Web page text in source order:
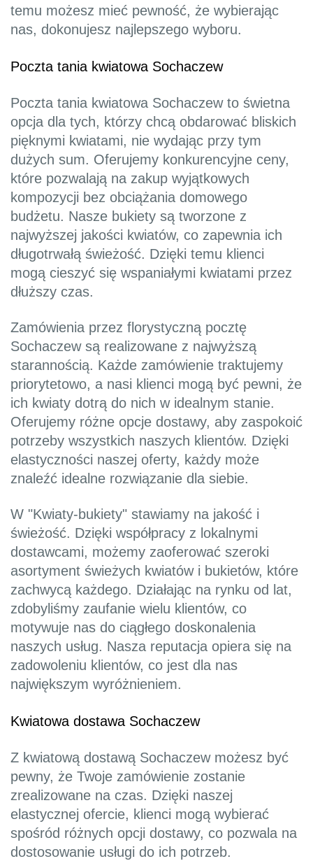
temu możesz mieć pewność, że wybierając
nas, dokonujesz najlepszego wyboru.
Poczta tania kwiatowa Sochaczew
Poczta tania kwiatowa Sochaczew to świetna
opcja dla tych, którzy chcą obdarować bliskich
pięknymi kwiatami, nie wydając przy tym
dużych sum. Oferujemy konkurencyjne ceny,
które pozwalają na zakup wyjątkowych
kompozycji bez obciążania domowego
budżetu. Nasze bukiety są tworzone z
najwyższej jakości kwiatów, co zapewnia ich
długotrwałą świeżość. Dzięki temu klienci
mogą cieszyć się wspaniałymi kwiatami przez
dłuższy czas.
Zamówienia przez florystyczną pocztę
Sochaczew są realizowane z najwyższą
starannością. Każde zamówienie traktujemy
priorytetowo, a nasi klienci mogą być pewni, że
ich kwiaty dotrą do nich w idealnym stanie.
Oferujemy różne opcje dostawy, aby zaspokoić
potrzeby wszystkich naszych klientów. Dzięki
elastyczności naszej oferty, każdy może
znaleźć idealne rozwiązanie dla siebie.
W "Kwiaty-bukiety" stawiamy na jakość i
świeżość. Dzięki współpracy z lokalnymi
dostawcami, możemy zaoferować szeroki
asortyment świeżych kwiatów i bukietów, które
zachwycą każdego. Działając na rynku od lat,
zdobyliśmy zaufanie wielu klientów, co
motywuje nas do ciągłego doskonalenia
naszych usług. Nasza reputacja opiera się na
zadowoleniu klientów, co jest dla nas
największym wyróżnieniem.
Kwiatowa dostawa Sochaczew
Z kwiatową dostawą Sochaczew możesz być
pewny, że Twoje zamówienie zostanie
zrealizowane na czas. Dzięki naszej
elastycznej ofercie, klienci mogą wybierać
spośród różnych opcji dostawy, co pozwala na
dostosowanie usługi do ich potrzeb.